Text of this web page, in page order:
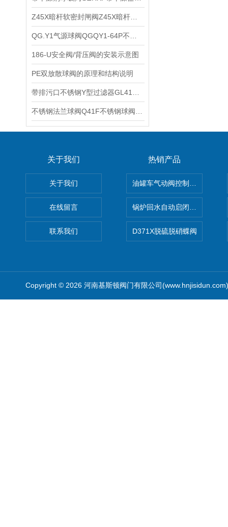
186-U安全阀/背压阀的安装示意图
PE双放散球阀的原理和结构说明
关于我们
关于我们
在线留言
联系我们
热销产品
油罐车气动阀控制气动组合
锅炉回水自动启闭阀KTH41X
D371X脱硫脱硝蝶阀
Copyright © 2026 河南基斯顿阀门有限公司